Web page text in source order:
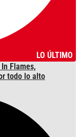
LO ÚLTIMO
Flames,
todo lo alto